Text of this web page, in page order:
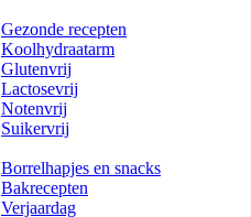
Gezonde recepten
Koolhydraatarm
Glutenvrij
Lactosevrij
Notenvrij
Suikervrij
Borrelhapjes en snacks
Bakrecepten
Verjaardag